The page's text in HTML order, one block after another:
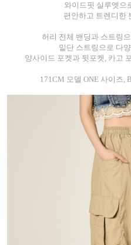
와이드핏 실루엣으
편안하고 트렌디한
허리 전체 밴딩과 스트링
밑단 스트링으로 다
양사이드 포켓과 뒷포켓, 카고
171CM 모델 ONE 사이즈,